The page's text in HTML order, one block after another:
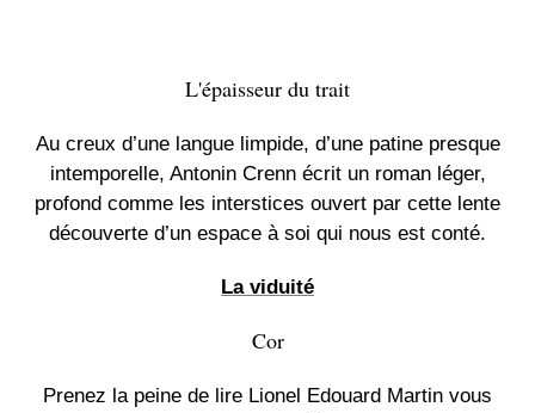
L'épaisseur du trait
Au creux d’une langue limpide, d’une patine presque
intemporelle, Antonin Crenn écrit un roman léger,
profond comme les interstices ouvert par cette lente
découverte d’un espace à soi qui nous est conté.
La viduité
Cor
Prenez la peine de lire Lionel Edouard Martin vous